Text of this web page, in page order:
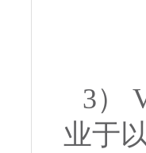
3）
业于